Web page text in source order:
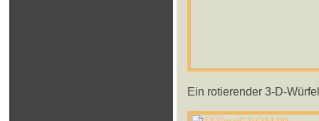
Ein rotierender 3-D-